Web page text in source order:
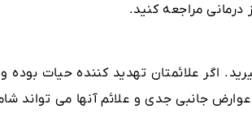
درمانی مراجعه کنید.
اگر علائمتان تهدید کننده حیات بوده و
جانبی جدی و علائم آنها می تواند